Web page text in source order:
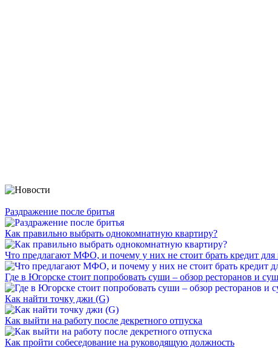
Раздражение после бритья
Как правильно выбрать однокомнатную квартиру?
Что предлагают МФО, и почему у них не стоит брать кредит для
Где в Югорске стоит попробовать суши – обзор ресторанов и
Как найти точку джи (G)
Как выйти на работу после декретного отпуска
Как пройти собеседование на руководящую должность